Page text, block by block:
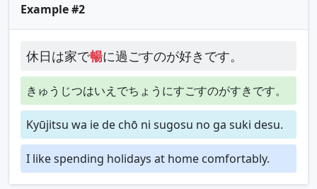
Example #2
休日は家で暢に過ごすのが好きです。
きゅうじつはいえでちょうにすごすのがすきです。
Kyūjitsu wa ie de chō ni sugosu no ga suki desu.
I like spending holidays at home comfortably.